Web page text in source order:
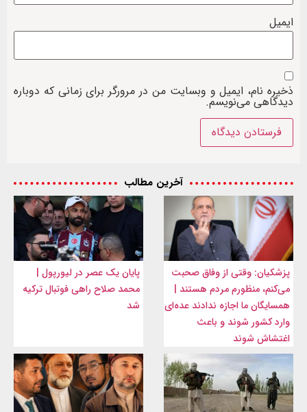
ایمیل
ذخیره نام، ایمیل و وبسایت من در مرورگر برای زمانی که دوباره
دیدگاهی می‌نویسم.
آخرین مطالب
پزشکیان: وقتی از وفاق صحبت
می‌کنم، منظورم مردم هستند |
همسایگان ما اجازه ندادند عده‌ای
وارد کشور شوند و باعث
اغتشاش شوند
پایان یک عصر در لیورپول |
محمد صلاح راهی فوتبال ترکیه
شد